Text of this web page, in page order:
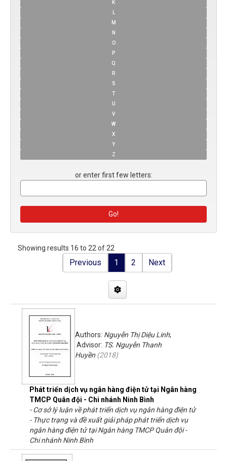
K
M
N
O
P
Q
R
S
T
U
V
W
X
Y
Z
or enter first few letters:
Showing results 16 to 22 of 22
Previous 1 2 Next
Phát triển dịch vụ ngân hàng điện tử tại Ngân hàng
TMCP Quân đội - Chi nhánh Ninh Bình
Authors: Nguyễn Thị Diệu Linh;
Advisor: TS. Nguyễn Thanh
Huyền (2018)
- Cơ sở lý luận về phát triển dịch vụ ngân hàng điện tử
- Thực trạng và đề xuất giải pháp phát triển dịch vụ
ngân hàng điện tử tại Ngân hàng TMCP Quân đội -
Chi nhánh Ninh Bình